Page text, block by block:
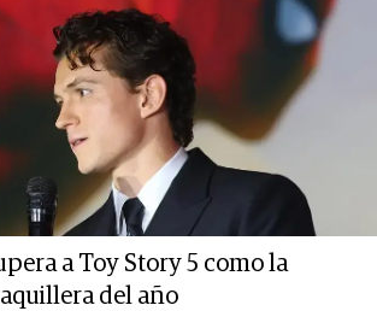
a Toy Story 5 como la
del año